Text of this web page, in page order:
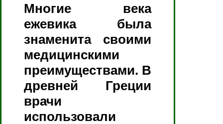
Многие века
ежевика была
знаменита своими
медицинскими
преимуществами. В
древней Греции
врачи
использовали